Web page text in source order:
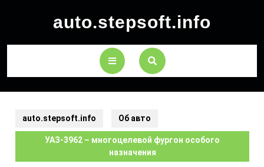
auto.stepsoft.info
auto.stepsoft.info Об авто
УАЗ-3962 – многоцелевой фургон особого
назначения